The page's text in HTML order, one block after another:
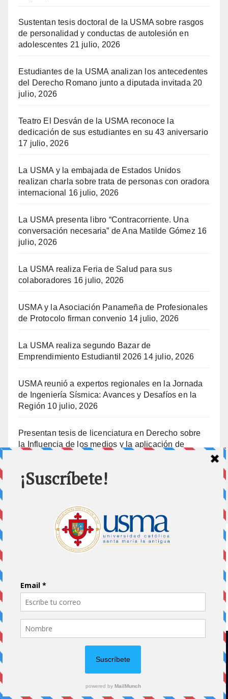
Sustentan tesis doctoral de la USMA sobre rasgos
de personalidad y conductas de autolesión en
adolescentes 21 julio, 2026
Estudiantes de la USMA analizan los antecedentes
del Derecho Romano junto a diputada invitada 20
julio, 2026
Teatro El Desván de la USMA reconoce la
dedicación de sus estudiantes en su 43 aniversario
17 julio, 2026
La USMA y la embajada de Estados Unidos
realizan charla sobre trata de personas con oradora
internacional
16 julio, 2026
La USMA presenta libro “Contracorriente. Una
conversación necesaria” de Ana Matilde Gómez 16
julio, 2026
La USMA realiza Feria de Salud para sus
colaboradores 16 julio, 2026
USMA y la Asociación Panameña de Profesionales
de Protocolo firman convenio 14 julio, 2026
La USMA realiza segundo Bazar de
Emprendimiento Estudiantil 2026 14 julio, 2026
USMA reunió a expertos regionales en la Jornada
de Ingeniería Sísmica: Avances y Desafíos en la
Región 10 julio, 2026
Presentan tesis de licenciatura en Derecho sobre
la Influencia de los medios y la aplicación de
Papás usmeños